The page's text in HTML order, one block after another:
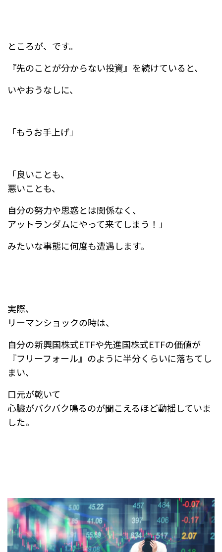
ところが、です。
『先のことが分からない投資』を続けていると、
いやおうなしに、
「もうお手上げ」
「良いことも、
悪いことも、
自分の努力や思惑とは関係なく、
アットランダムにやって来てしまう！」
みたいな事態に何度も遭遇します。
実際、
リーマンショックの時は、
自分の新興国株式ETFや先進国株式ETFの価値が
『フリーフォール』のように半分くらいに落ちてし
まい、
口元が乾いて
心臓がバクバク鳴るのが聞こえるほど動揺していま
した。